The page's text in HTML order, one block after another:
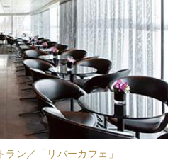
ラン／「リバーカフェ」